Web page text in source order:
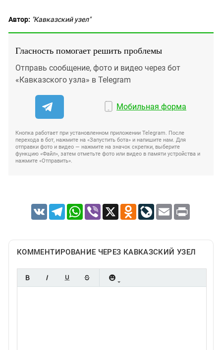
Автор: "Кавказский узел"
Гласность помогает решить проблемы
Отправь сообщение, фото и видео через бот
«Кавказского узла» в Telegram
Мобильная форма
Кнопка работает при установленном приложении Telegram. После
перехода в бот, нажмите на «Запустить бота» и напишите нам. Для
отправки фото и видео — нажмите на значок скрепки, выберите
функцию «Файл», затем отметьте фото или видео в памяти устройства и
нажмите «Отправить».
VK TelegramWhatsApp
Viber X Odnoklassniki
LiveJournal
Email Print
КОММЕНТИРОВАНИЕ ЧЕРЕЗ КАВКАЗСКИЙ УЗЕЛ